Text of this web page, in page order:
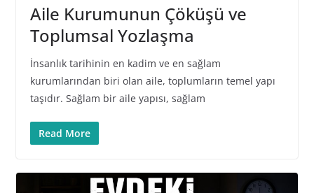
Aile Kurumunun Çöküşü ve
Toplumsal Yozlaşma
İnsanlık tarihinin en kadim ve en sağlam
kurumlarından biri olan aile, toplumların temel yapı
taşıdır. Sağlam bir aile yapısı, sağlam
Read More